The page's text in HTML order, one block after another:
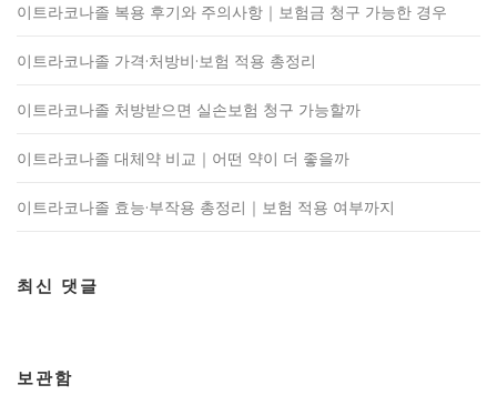
이트라코나졸 복용 후기와 주의사항｜보험금 청구 가능한 경우
이트라코나졸 가격·처방비·보험 적용 총정리
이트라코나졸 처방받으면 실손보험 청구 가능할까
이트라코나졸 대체약 비교｜어떤 약이 더 좋을까
이트라코나졸 효능·부작용 총정리｜보험 적용 여부까지
최신 댓글
보관함